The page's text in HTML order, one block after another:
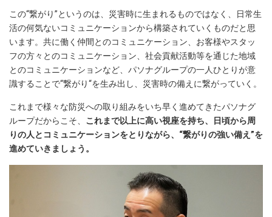
この“繋がり”というのは、災害時に生まれるものではなく、日常生
活の何気ないコミュニケーションから構築されていくものだと思
います。共に働く仲間とのコミュニケーション、お客様やスタッ
フの方々とのコミュニケーション、社会貢献活動等を通じた地域
とのコミュニケーションなど、パソナグループの一人ひとりが意
識することで“繋がり“を生み出し、災害時の備えに繋がっていく。
これまで様々な防災への取り組みをいち早く進めてきたパソナグ
ループだからこそ、 これまで以上に高い視座を持ち、日頃から周
りの人とコミュニケーションをとりながら、“繋がりの強い備え”を
進めていきましょう。